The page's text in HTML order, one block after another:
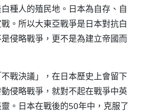
種人的殖民地。日本為自存、自
。所以大東亞戰爭是日本對抗白
侵略戰爭，更不是為建立帝國而
戰決議」，在日本歷史上會留下
侵略戰爭，就對不起在戰爭中英
。日本在戰後的50年中，克服了